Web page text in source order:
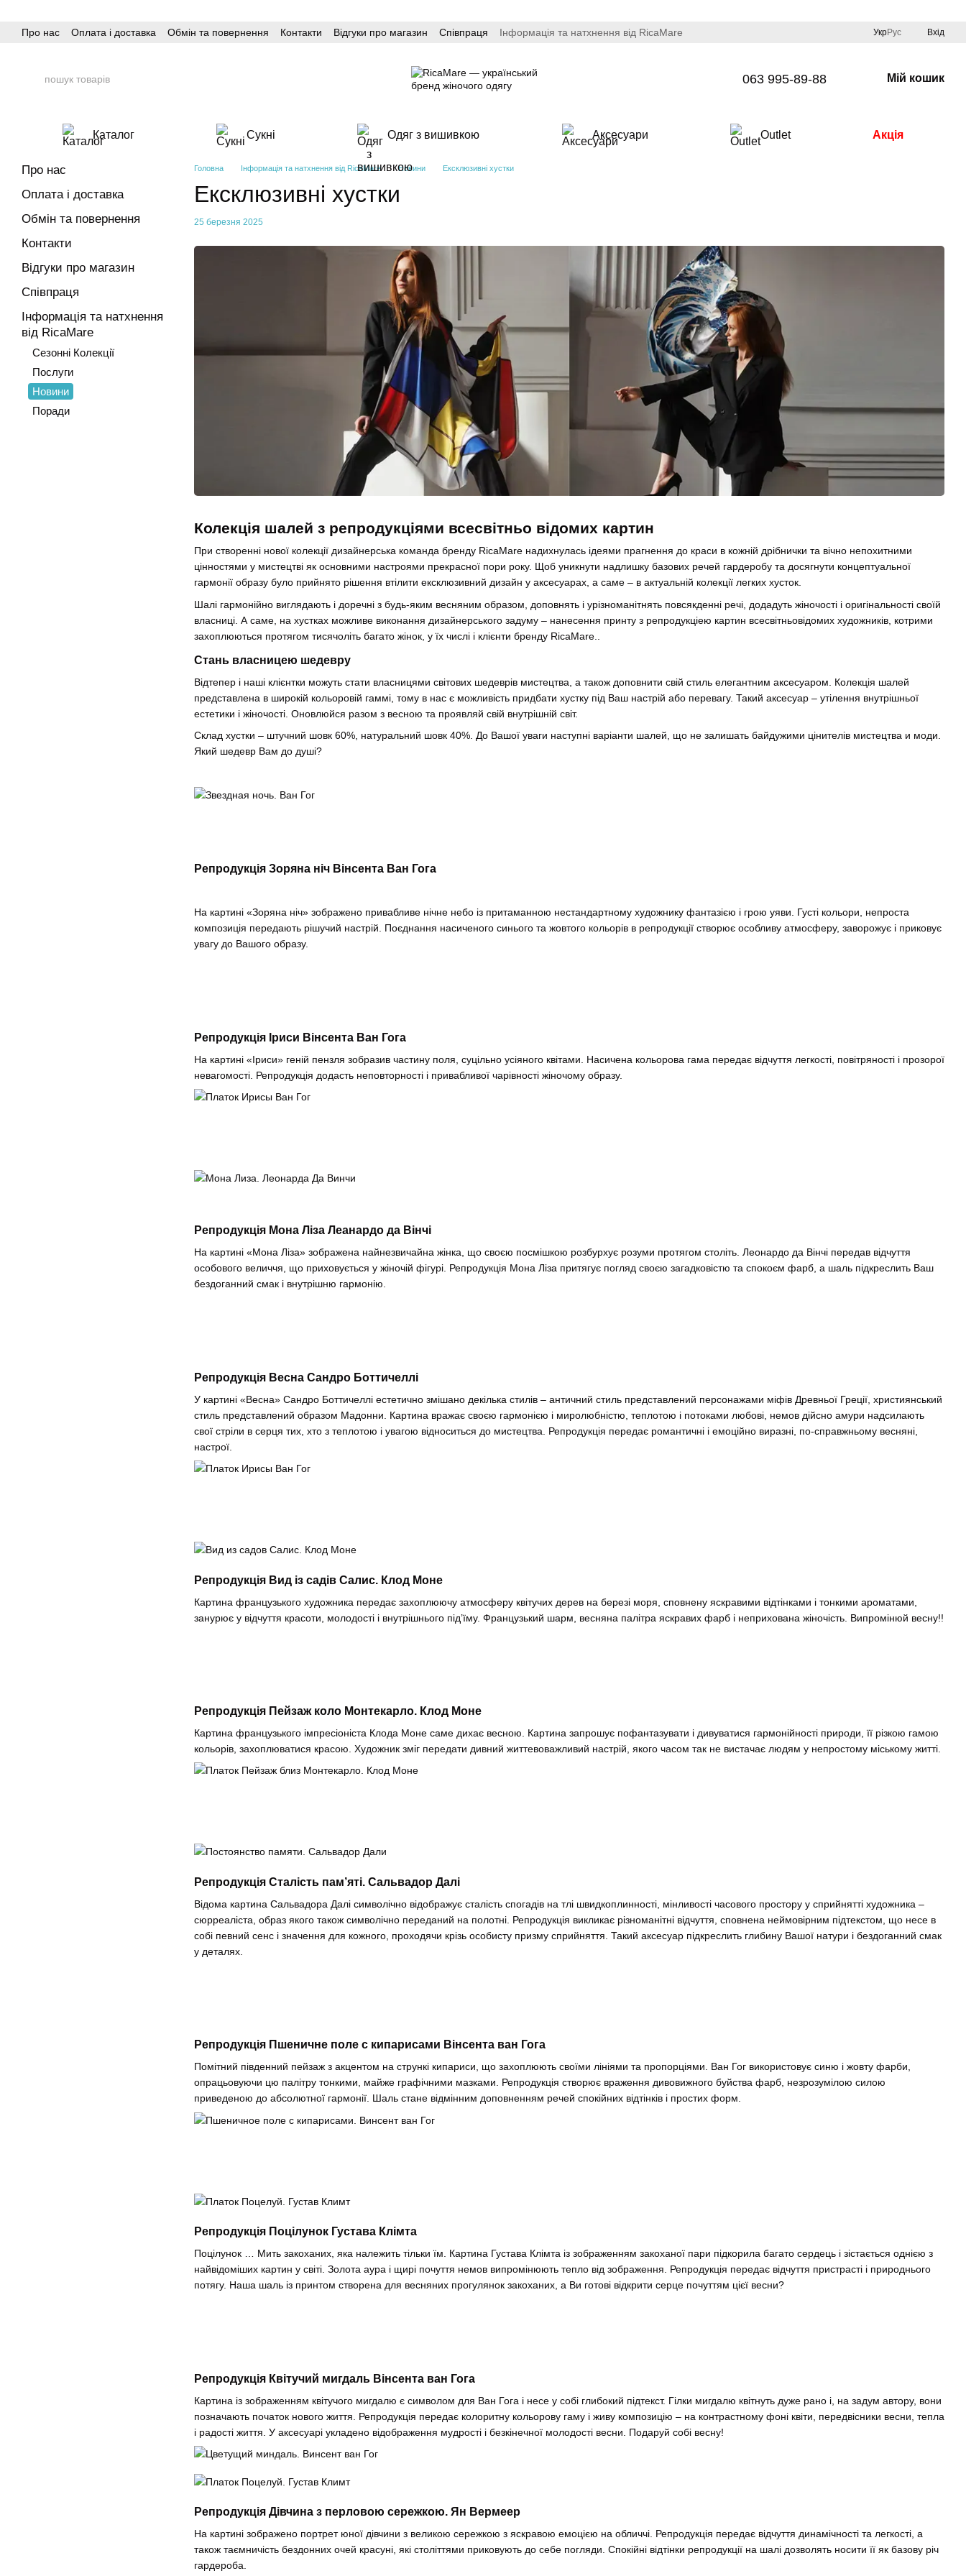
Про нас
Оплата і доставка Обмін та повернення Контакти Відгуки про магазин Співпраця Інформація та натхнення від RicaMare УкрРус Вхід
063 995-89-88 Мій кошик
Каталог Сукні Одяг з вишивкою Аксесуари Outlet Акція
Головна Інформація та натхнення від RicaMare Новини Ексклюзивні хустки
Ексклюзивні хустки
25 березня 2025
Колекція шалей з репродукціями всесвітньо відомих картин
При створенні нової колекції дизайнерська команда бренду RicaMare надихнулась ідеями прагнення до краси в кожній дрібнички та вічно непохитними
цінностями у мистецтві як основними настроями прекрасної пори року. Щоб уникнути надлишку базових речей гардеробу та досягнути концептуальної
гармонії образу було прийнято рішення втілити ексклюзивний дизайн у аксесуарах, а саме – в актуальній колекції легких хусток.
Шалі гармонійно виглядають і доречні з будь-яким весняним образом, доповнять і урізноманітнять повсякденні речі, додадуть жіночості і оригінальності своїй
власниці. А саме, на хустках можливе виконання дизайнерського задуму – нанесення принту з репродукціею картин всесвітньовідомих художників, котрими
захоплюються протягом тисячоліть багато жінок, у їх числі і клієнти бренду RicaMare..
Стань власницею шедевру
Відтепер і наші клієнтки можуть стати власницями світових шедеврів мистецтва, а також доповнити свій стиль елегантним аксесуаром. Колекція шалей
представлена в широкій кольоровій гаммі, тому в нас є можливість придбати хустку під Ваш настрій або перевагу. Такий аксесуар – утілення внутрішньої
естетики і жіночості. Оновлюйся разом з весною та проявляй свій внутрішній світ.
Склад хустки – штучний шовк 60%, натуральний шовк 40%. До Вашої уваги наступні варіанти шалей, що не залишать байдужими цінителів мистецтва и моди.
Який шедевр Вам до душі?
Репродукція Зоряна ніч Вінсента Ван Гога
На картині «Зоряна ніч» зображено привабливе нічне небо із притаманною нестандартному художнику фантазією і грою уяви. Густі кольори, непроста
композиція передають рішучий настрій. Поєднання насиченого синього та жовтого кольорів в репродукції створює особливу атмосферу, заворожує і приковує
увагу до Вашого образу.
Репродукція Іриси Вінсента Ван Гога
На картині «Іриси» геній пензля зобразив частину поля, суцільно усіяного квітами. Насичена кольорова гама передає відчуття легкості, повітряності і прозорої
невагомості. Репродукція додасть неповторності і привабливої чарівності жіночому образу.
Репродукція Мона Ліза Леанардо да Вінчі
На картині «Мона Ліза» зображена найнезвичайна жінка, що своєю посмішкою розбурхує розуми протягом століть. Леонардо да Вінчі передав відчуття
особового величчя, що приховується у жіночій фігурі. Репродукція Мона Ліза притягує погляд своєю загадковістю та спокоєм фарб, а шаль підкреслить Ваш
бездоганний смак і внутрішню гармонію.
Репродукція Весна Сандро Боттичеллі
У картині «Весна» Сандро Боттичеллі естетично змішано декілька стилів – античний стиль представлений персонажами міфів Древньої Греції, християнський
стиль представлений образом Мадонни. Картина вражає своєю гармонією і миролюбністю, теплотою і потоками любові, немов дійсно амури надсилають
свої стріли в серця тих, хто з теплотою і увагою відноситься до мистецтва. Репродукція передає романтичні і емоційно виразні, по-справжньому весняні,
настрої.
Репродукція Вид із садів Салис. Клод Моне
Картина французького художника передає захоплюючу атмосферу квітучих дерев на березі моря, сповнену яскравими відтінками і тонкими ароматами,
занурює у відчуття красоти, молодості і внутрішнього під’їму. Французький шарм, весняна палітра яскравих фарб і неприхована жіночість. Випромінюй весну!!
Репродукція Пейзаж коло Монтекарло. Клод Моне
Картина французького імпресіоніста Клода Моне саме дихає весною. Картина запрошує пофантазувати і дивуватися гармонійності природи, її різкою гамою
кольорів, захоплюватися красою. Художник зміг передати дивний життевоважливий настрій, якого часом так не вистачає людям у непростому міському житті.
Репродукція Сталість пам’яті. Сальвадор Далі
Відома картина Сальвадора Далі символічно відображує сталість спогадів на тлі швидкоплинності, мінливості часового простору у сприйнятті художника –
сюрреаліста, образ якого також символічно переданий на полотні. Репродукція викликає різноманітні відчуття, сповнена неймовірним підтекстом, що несе в
собі певний сенс і значення для кожного, проходячи крізь особисту призму сприйняття. Такий аксесуар підкреслить глибину Вашої натури і бездоганний смак
у деталях.
Репродукція Пшеничне поле с кипарисами Вінсента ван Гога
Помітний південний пейзаж з акцентом на стрункі кипариси, що захоплюють своїми лініями та пропорціями. Ван Гог використовує синю і жовту фарби,
опрацьовуючи цю палітру тонкими, майже графічними мазками. Репродукція створює враження дивовижного буйства фарб, незрозумілою силою
приведеною до абсолютної гармонії. Шаль стане відмінним доповненням речей спокійних відтінків і простих форм.
Репродукція Поцілунок Густава Клімта
Поцілунок … Мить закоханих, яка належить тільки їм. Картина Густава Клімта із зображенням закоханої пари підкорила багато сердець і зістається однією з
найвідоміших картин у світі. Золота аура і щирі почуття немов випромінюють тепло від зображення. Репродукція передає відчуття пристрасті і природнього
потягу. Наша шаль із принтом створена для весняних прогулянок закоханих, а Ви готові відкрити серце почуттям цієї весни?
Репродукція Квітучий мигдаль Вінсента ван Гога
Картина із зображенням квітучого мигдалю є символом для Ван Гога і несе у собі глибокий підтекст. Гілки мигдалю квітнуть дуже рано і, на задум автору, вони
позначають початок нового життя. Репродукція передає колоритну кольорову гаму і живу композицію – на контрастному фоні квіти, передвісники весни, тепла
і радості життя. У аксесуарі укладено відображення мудрості і безкінечної молодості весни. Подаруй собі весну!
Репродукція Дівчина з перловою сережкою. Ян Вермеер
На картині зображено портрет юної дівчини з великою сережкою з яскравою емоцією на обличчі. Репродукція передає відчуття динамічності та легкості, а
також таємничість бездонних очей красуні, які століттями приковують до себе погляди. Спокійні відтінки репродукції на шалі дозволять носити її як базову річ
гардероба.
Про нас
Оплата і доставка
Обмін та повернення
Контакти
Відгуки про магазин
Співпраця
Інформація та натхнення
від RicaMare
Сезонні Колекції
Послуги
Новини
Поради